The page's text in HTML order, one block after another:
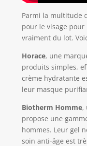
Parmi la multitude
pour le visage
vraiment du lot.
Horace, une
produits simples,
crème hydratante
leur masque
Biotherm Homme,
propose une
hommes. Leur gel
soin anti-âge est